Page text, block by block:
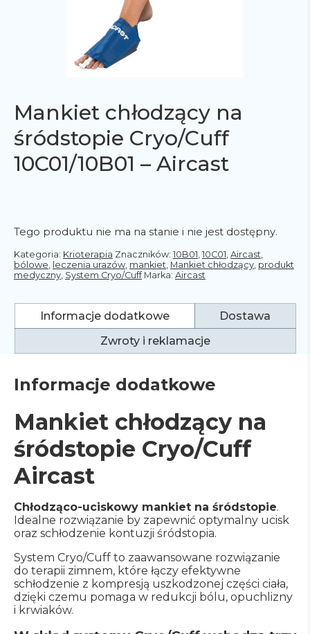
Mankiet chłodzący na
śródstopie Cryo/Cuff
10C01/10B01 – Aircast
Tego produktu nie ma na stanie i nie jest dostępny.
Kategoria: Krioterapia Znaczników: 10B01 10C01 Aircast
bólowe leczenia urazów mankiet Mankiet chłodzący produkt
medyczny System Cryo/Cuff Marka: Aircast
Informacje dodatkowe
Dostawa
Zwroty i reklamacje
Informacje dodatkowe
Mankiet chłodzący na
śródstopie Cryo/Cuff
Aircast
Chłodząco-uciskowy mankiet na śródstopie.
Idealne rozwiązanie by zapewnić optymalny ucisk
oraz schłodzenie kontuzji śródstopia.
System Cryo/Cuff to zaawansowane rozwiązanie
do terapii zimnem, które łączy efektywne
schłodzenie z kompresją uszkodzonej części ciała,
dzięki czemu pomaga w redukcji bólu, opuchlizny
i krwiaków.